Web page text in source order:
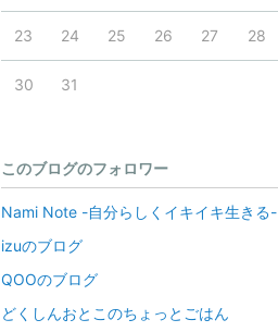
23 24 25 26 27 28
30 31
このブログのフォロワー
Nami Note -自分らしくイキイキ生きる-
izuのブログ
QOOのブログ
どくしんおとこのちょっとごはん